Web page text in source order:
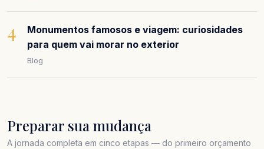
4
Monumentos famosos e viagem: curiosidades
para quem vai morar no exterior
Blog
Preparar sua mudança
A jornada completa em cinco etapas — do primeiro orçamento